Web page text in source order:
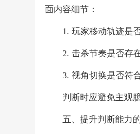
面内容细节：
1. 玩家移动轨迹是
2. 击杀节奏是否存
3. 视角切换是否符
判断时应避免主观
五、提升判断能力